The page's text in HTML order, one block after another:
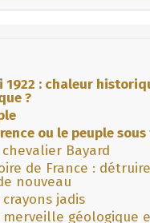
1922 : chaleur
?
ou le peuple
Bayard
de France :
nouveau
jadis
merveille géologique